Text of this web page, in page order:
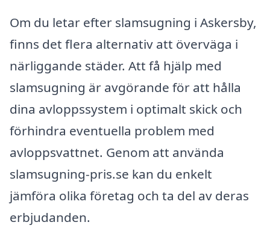
Om du letar efter slamsugning i Askersby,
finns det flera alternativ att överväga i
närliggande städer. Att få hjälp med
slamsugning är avgörande för att hålla
dina avloppssystem i optimalt skick och
förhindra eventuella problem med
avloppsvattnet. Genom att använda
slamsugning-pris.se kan du enkelt
jämföra olika företag och ta del av deras
erbjudanden.